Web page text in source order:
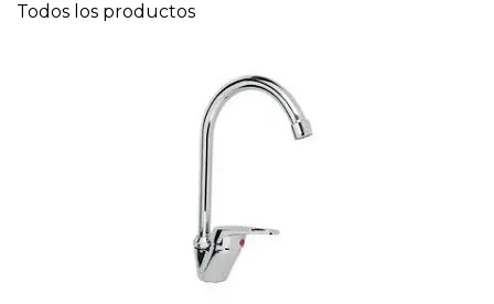
Todos los productos